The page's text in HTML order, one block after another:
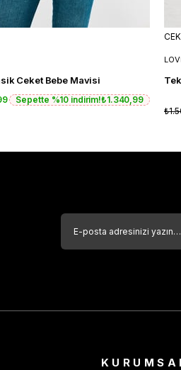
Ceket Bebe Mavisi
Sepette %10 indirim!₺1.340,99